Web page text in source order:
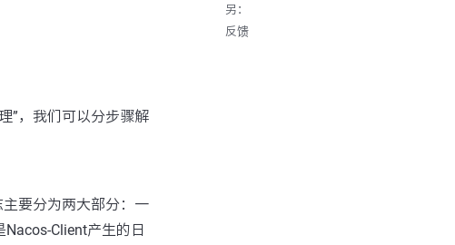
”，我们可以分步骤解
要分为两大部分：一
Nacos-Client产生的日
另：
反馈